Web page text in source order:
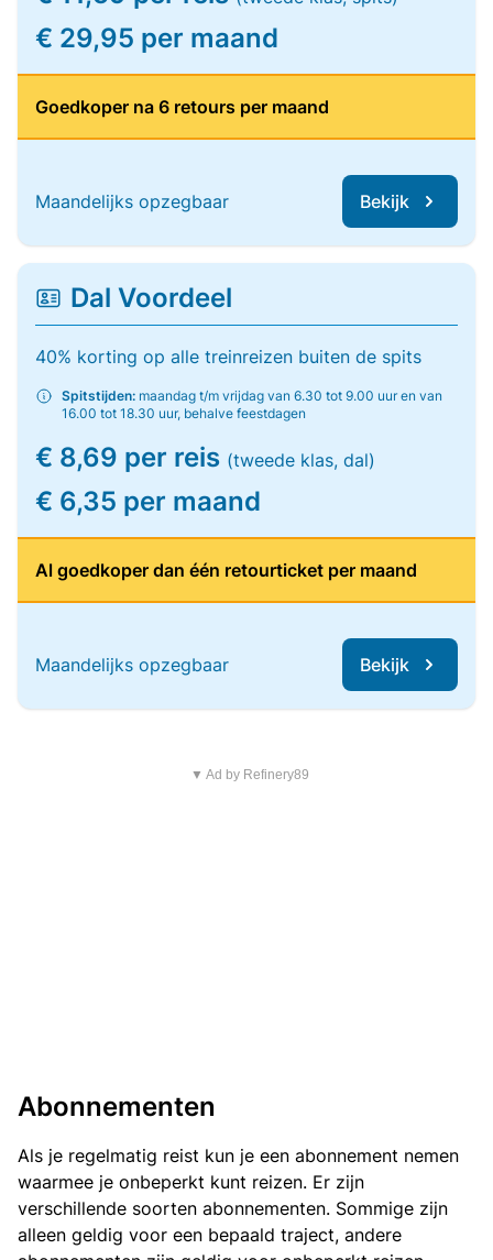
€ 29,95 per maand
Goedkoper na 6 retours per maand
Maandelijks opzegbaar Bekijk
Dal Voordeel
40% korting op alle treinreizen buiten de spits
Spitstijden: maandag t/m vrijdag van 6.30 tot 9.00 uur en van
16.00 tot 18.30 uur, behalve feestdagen
€ 8,69 per reis (tweede klas, dal)
€ 6,35 per maand
Al goedkoper dan één retourticket per maand
Maandelijks opzegbaar Bekijk
▼ Ad by Refinery89
Abonnementen
Als je regelmatig reist kun je een abonnement nemen
waarmee je onbeperkt kunt reizen. Er zijn
verschillende soorten abonnementen. Sommige zijn
alleen geldig voor een bepaald traject, andere